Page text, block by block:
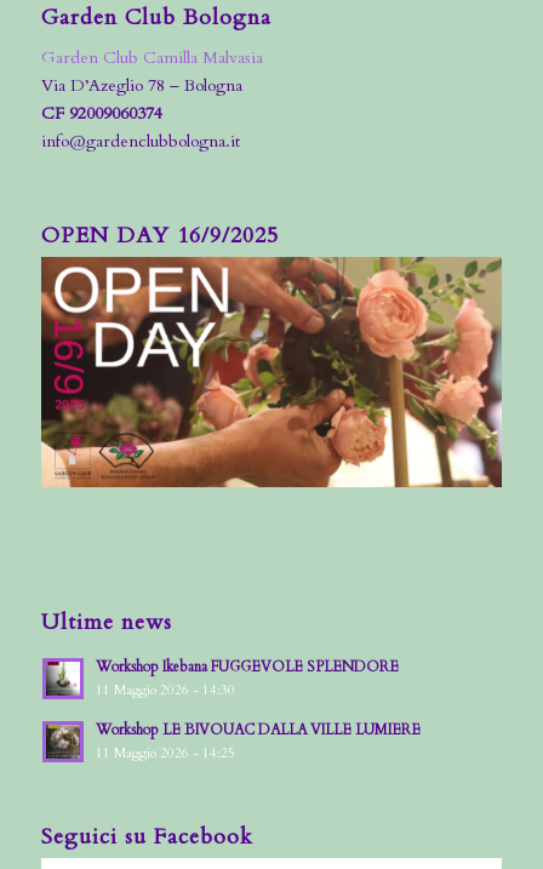
Garden Club Bologna
Garden Club Camilla Malvasia
Via D’Azeglio 78 – Bologna
CF 92009060374
info@gardenclubbologna.it
OPEN DAY 16/9/2025
Ultime news
Workshop Ikebana FUGGEVOLE SPLENDORE
11 Maggio 2026 - 14:30
Workshop LE BIVOUAC DALLA VILLE LUMIERE
11 Maggio 2026 - 14:25
Seguici su Facebook